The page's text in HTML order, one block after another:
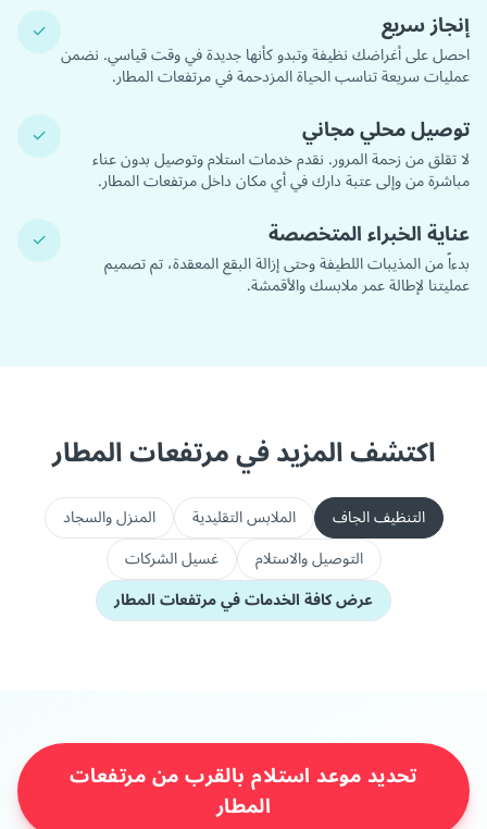
✓ إنجاز سريع
احصل على أغراضك نظيفة وتبدو كأنها جديدة في وقت قياسي. نضمن
عمليات سريعة تناسب الحياة المزدحمة في مرتفعات المطار.
✓ توصيل محلي مجاني
لا تقلق من زحمة المرور. نقدم خدمات استلام وتوصيل بدون عناء
مباشرة من وإلى عتبة دارك في أي مكان داخل مرتفعات المطار.
✓ عناية الخبراء المتخصصة
بدءاً من المذيبات اللطيفة وحتى إزالة البقع المعقدة، تم تصميم
عمليتنا لإطالة عمر ملابسك والأقمشة.
اكتشف المزيد في مرتفعات المطار
التنظيف الجاف الملابس التقليدية
المنزل والسجاد
التوصيل والاستلام
غسيل الشركات
عرض كافة الخدمات في مرتفعات المطار
تحديد موعد استلام بالقرب من مرتفعات
المطار